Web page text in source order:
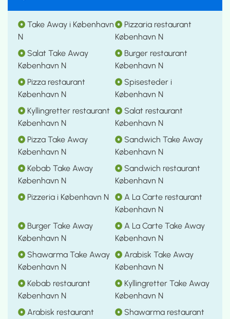
Take Away i København
N
Pizzaria restaurant
København N
Salat Take Away
København N
Burger restaurant
København N
Pizza restaurant
København N
Spisesteder i
København N
Kyllingretter restaurant
København N
Salat restaurant
København N
Pizza Take Away
København N
Sandwich Take Away
København N
Kebab Take Away
København N
Sandwich restaurant
København N
Pizzeria i København N
A La Carte restaurant
København N
Burger Take Away
København N
A La Carte Take Away
København N
Shawarma Take Away
København N
Arabisk Take Away
København N
Kebab restaurant
København N
Kyllingretter Take Away
København N
Arabisk restaurant
Shawarma restaurant